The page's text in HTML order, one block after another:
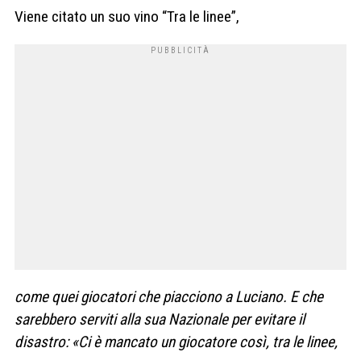
Viene citato un suo vino “Tra le linee”,
come quei giocatori che piacciono a Luciano. E che
sarebbero serviti alla sua Nazionale per evitare il
disastro: «Ci è mancato un giocatore così, tra le linee,